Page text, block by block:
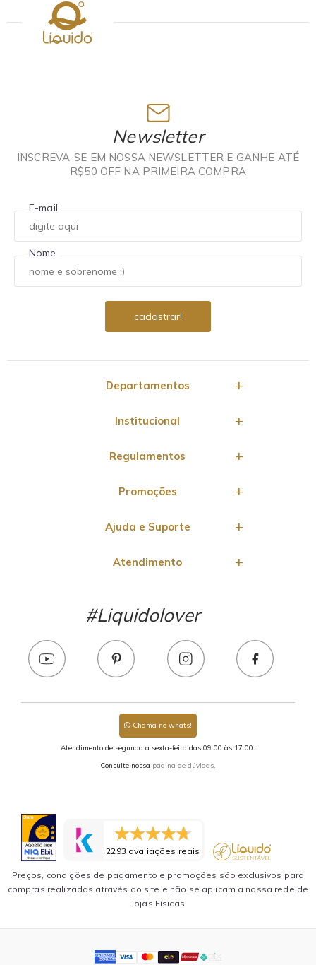
Newsletter
INSCREVA-SE EM NOSSA NEWSLETTER E GANHE ATÉ
R$50 OFF NA PRIMEIRA COMPRA
E-mail
Nome
Departamentos
Institucional
Regulamentos
Promoções
Ajuda e Suporte
Atendimento
#Liquidolover
Chama no whats!
Atendimento de segunda a sexta-feira das 09:00 às 17:00.
Consulte nossa página de dúvidas.
2293 avaliações reais
Preços, condições de pagamento e promoções são exclusivos para
compras realizadas através do site e não se aplicam a nossa rede de
Lojas Físicas.